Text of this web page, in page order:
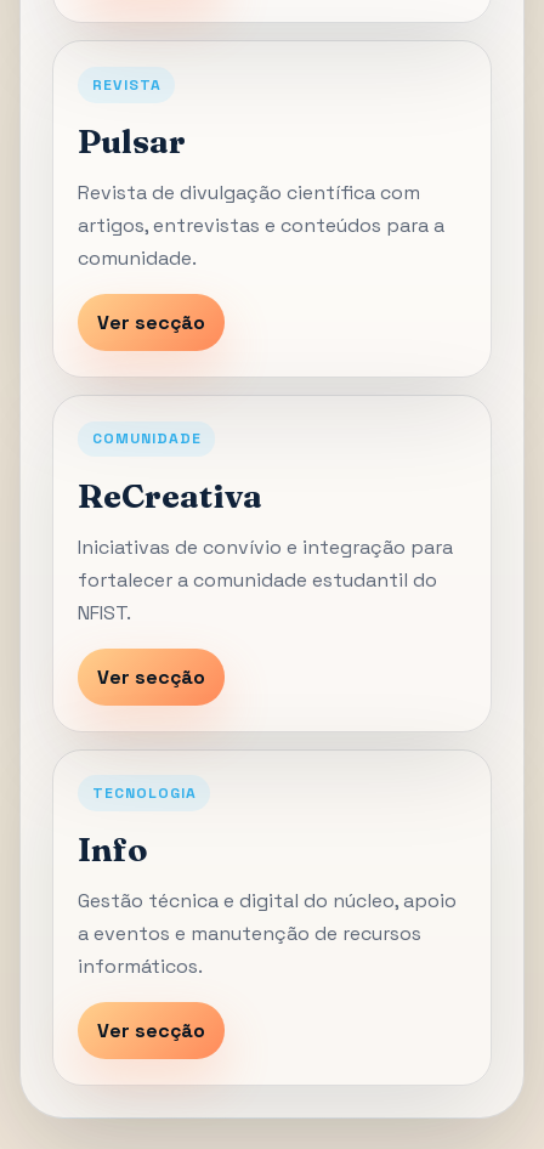
REVISTA
Pulsar
Revista de divulgação científica com
artigos, entrevistas e conteúdos para a
comunidade.
Ver secção
COMUNIDADE
ReCreativa
Iniciativas de convívio e integração para
fortalecer a comunidade estudantil do
NFIST.
Ver secção
TECNOLOGIA
Info
Gestão técnica e digital do núcleo, apoio
a eventos e manutenção de recursos
informáticos.
Ver secção